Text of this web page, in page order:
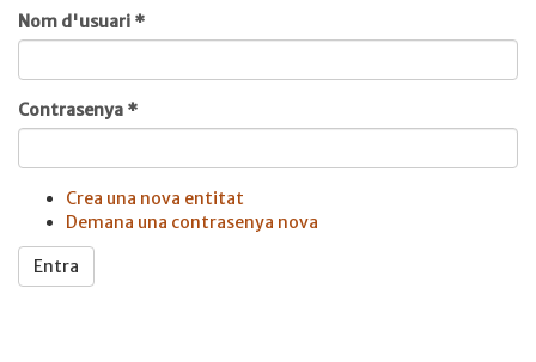
Nom d'usuari *
Contrasenya *
Crea una nova entitat
Demana una contrasenya nova
Entra